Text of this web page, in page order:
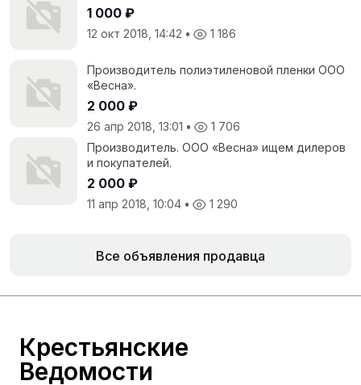
1 000 ₽
12 окт 2018, 14:42 • 1 186
Производитель полиэтиленовой пленки ООО
«Весна».
2 000 ₽
26 апр 2018, 13:01 •
1 706
Производитель. ООО «Весна» ищем дилеров
и покупателей.
2 000 ₽
11 апр 2018, 10:04 • 1 290
Все объявления продавца
Крестьянские
Ведомости